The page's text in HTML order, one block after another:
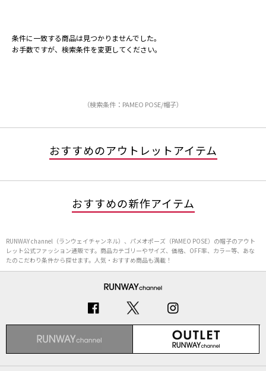
条件に一致する商品は見つかりませんでした。
お手数ですが、検索条件を変更してください。
（検索条件：PAMEO POSE/帽子）
おすすめのアウトレットアイテム
おすすめの新作アイテム
RUNWAY channel（ランウェイチャンネル）、パメオポーズ（PAMEO POSE）の帽子のアウト
レット公式ファッション通販です。商品カテゴリーやサイズ、価格、OFF率、カラー等、あな
たのこだわり条件から探せます。人気・おすすめ商品も満載！